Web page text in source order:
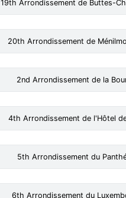
19th Arrondissement de Buttes-
20th Arrondissement de
2nd Arrondissement de la
4th Arrondissement de l'Hôtel
5th Arrondissement du
6th Arrondissement du